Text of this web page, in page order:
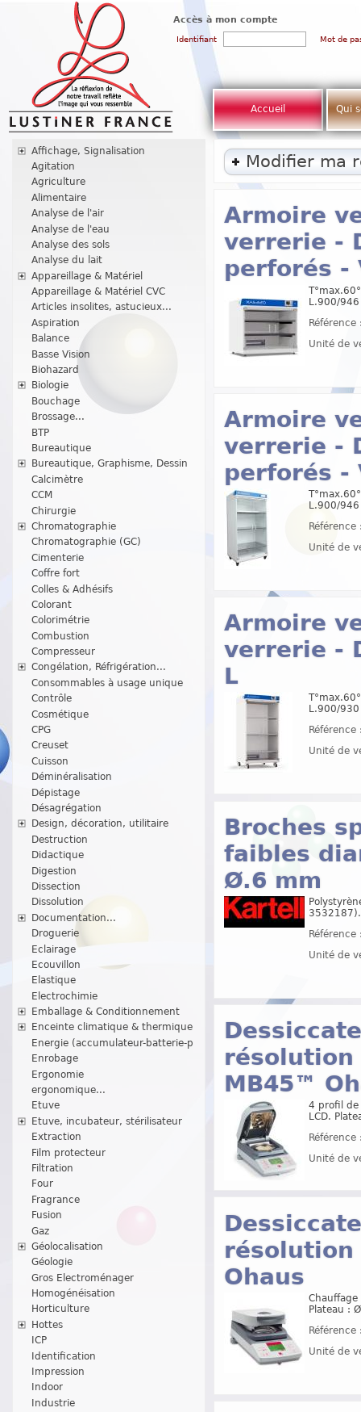
Accès à mon compte
Identifiant Mot de
Accueil Qui
Affichage, Signalisation
Agitation
Agriculture
Alimentaire
Analyse de l'air
Analyse de l'eau
Analyse des sols
Analyse du lait
Appareillage & Matériel
Appareillage & Matériel CVC
Articles insolites, astucieux...
Aspiration
Balance
Basse Vision
Biohazard
Biologie
Bouchage
Brossage...
BTP
Bureautique
Bureautique, Graphisme, Dessin
Calcimètre
CCM
Chirurgie
Chromatographie
Chromatographie (GC)
Cimenterie
Coffre fort
Colles & Adhésifs
Colorant
Colorimétrie
Combustion
Compresseur
Congélation, Réfrigération...
Consommables à usage unique
Contrôle
Cosmétique
CPG
Creuset
Cuisson
Déminéralisation
Dépistage
Désagrégation
Design, décoration, utilitaire
Destruction
Didactique
Digestion
Dissection
Dissolution
Documentation...
Droguerie
Eclairage
Ecouvillon
Elastique
Electrochimie
Emballage & Conditionnement
Enceinte climatique & thermique
Energie (accumulateur-batterie-p
Enrobage
Ergonomie
ergonomique...
Etuve
Etuve, incubateur, stérilisateur
Extraction
Film protecteur
Filtration
Four
Fragrance
Fusion
Gaz
Géolocalisation
Géologie
Gros Electroménager
Homogénéisation
Horticulture
Hottes
ICP
Identification
Impression
Indoor
Industrie
Modifier ma
Armoire
verrerie -
perforés -
L.900/
Unité de
Armoire
verrerie -
perforés -
L.900/
Unité de
Armoire
verrerie -
L
L.900/
Unité de
Broches
faibles
Ø.6 mm
3532187).
Unité de
résolution
MB45™
4 profil de
LCD.
Unité de
résolution
Ohaus
Plateau :
Unité de